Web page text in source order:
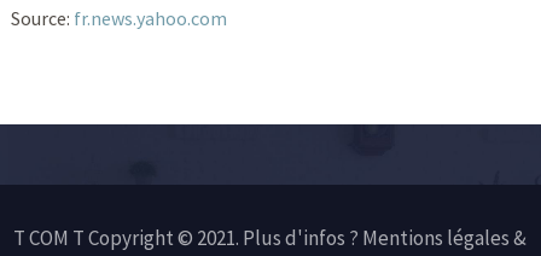
Source: fr.news.yahoo.com
T COM T Copyright © 2021. Plus d'infos ? Mentions légales &